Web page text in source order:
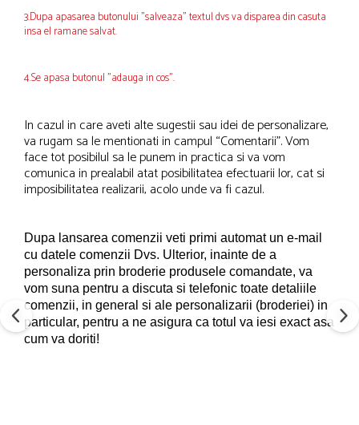
3.Dupa apasarea butonului "salveaza" textul dvs va disparea din casuta
insa el ramane salvat.
4.Se apasa butonul "adauga in cos".
In cazul in care aveti alte sugestii sau idei de personalizare,
va rugam sa le mentionati in campul “Comentarii”. Vom
face tot posibilul sa le punem in practica si va vom
comunica in prealabil atat posibilitatea efectuarii lor, cat si
imposibilitatea realizarii, acolo unde va fi cazul.
Dupa lansarea comenzii veti primi automat un e-mail
cu datele comenzii Dvs. Ulterior, inainte de a
personaliza prin broderie produsele comandate, va
vom suna pentru a discuta si telefonic toate detaliile
comenzii, in general si ale personalizarii (broderiei) in
particular, pentru a ne asigura ca totul va iesi exact asa
cum va doriti!